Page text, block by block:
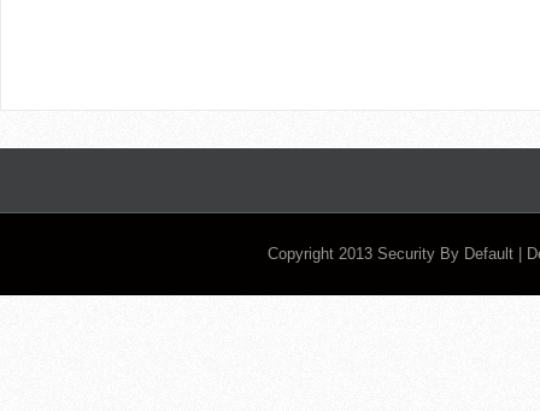
Copyright 2013 Security By Default |